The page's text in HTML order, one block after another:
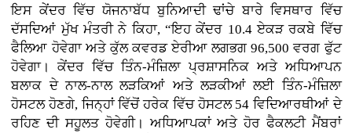
ਇਸ ਕੇਂਦਰ ਵਿੱਚ ਯੋਜਨਾਬੱਧ ਬੁਨਿਆਦੀ ਢਾਂਚੇ ਬਾਰੇ ਵਿਸਥਾਰ ਵਿੱਚ
ਦੱਸਦਿਆਂ ਮੁੱਖ ਮੰਤਰੀ ਨੇ ਕਿਹਾ, “ਇਹ ਕੇਂਦਰ 10.4 ਏਕੜ ਰਕਬੇ ਵਿੱਚ
ਫੈਲਿਆ ਹੋਵੇਗਾ ਅਤੇ ਕੁੱਲ ਕਵਰਡ ਏਰੀਆ ਲਗਭਗ 96,500 ਵਰਗ ਫੁੱਟ
ਹੋਵੇਗਾ। ਕੇਂਦਰ ਵਿੱਚ ਤਿੰਨ-ਮੰਜ਼ਿਲਾ ਪ੍ਰਸ਼ਾਸਨਿਕ ਅਤੇ ਅਧਿਆਪਨ
ਬਲਾਕ ਦੇ ਨਾਲ-ਨਾਲ ਲੜਕਿਆਂ ਅਤੇ ਲੜਕੀਆਂ ਲਈ ਤਿੰਨ-ਮੰਜ਼ਿਲਾ
ਹੋਸਟਲ ਹੋਣਗੇ, ਜਿਨ੍ਹਾਂ ਵਿੱਚੋਂ ਹਰੇਕ ਵਿੱਚ ਹੋਸਟਲ 54 ਵਿਦਿਆਰਥੀਆਂ ਦੇ
ਰਹਿਣ ਦੀ ਸਹੂਲਤ ਹੋਵੇਗੀ। ਅਧਿਆਪਕਾਂ ਅਤੇ ਹੋਰ ਫੈਕਲਟੀ ਮੈਂਬਰਾਂ